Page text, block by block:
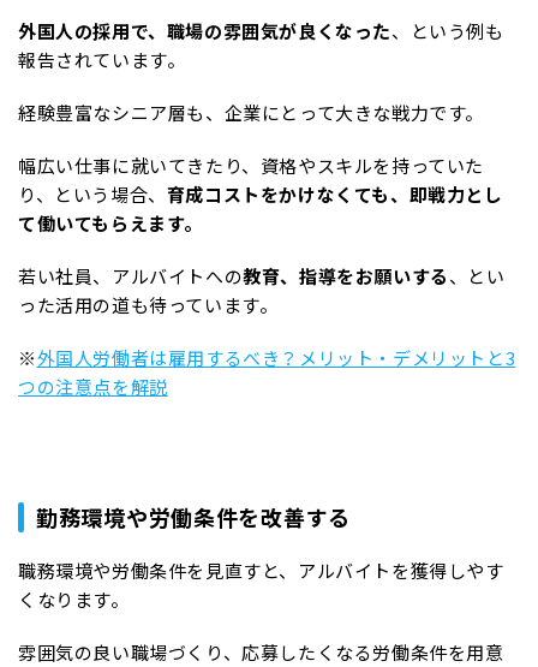
外国人の採用で、職場の雰囲気が良くなった、という例も
報告されています。
経験豊富なシニア層も、企業にとって大きな戦力です。
幅広い仕事に就いてきたり、資格やスキルを持っていた
り、という場合、 育成コストをかけなくても、即戦力とし
て働いてもらえます。
若い社員、アルバイトへの教育、指導をお願いする、とい
った活用の道も待っています。
※外国人労働者は雇用するべき？メリット・デメリットと3
つの注意点を解説
勤務環境や労働条件を改善する
職務環境や労働条件を見直すと、アルバイトを獲得しやす
くなります。
雰囲気の良い職場づくり、応募したくなる労働条件を用意